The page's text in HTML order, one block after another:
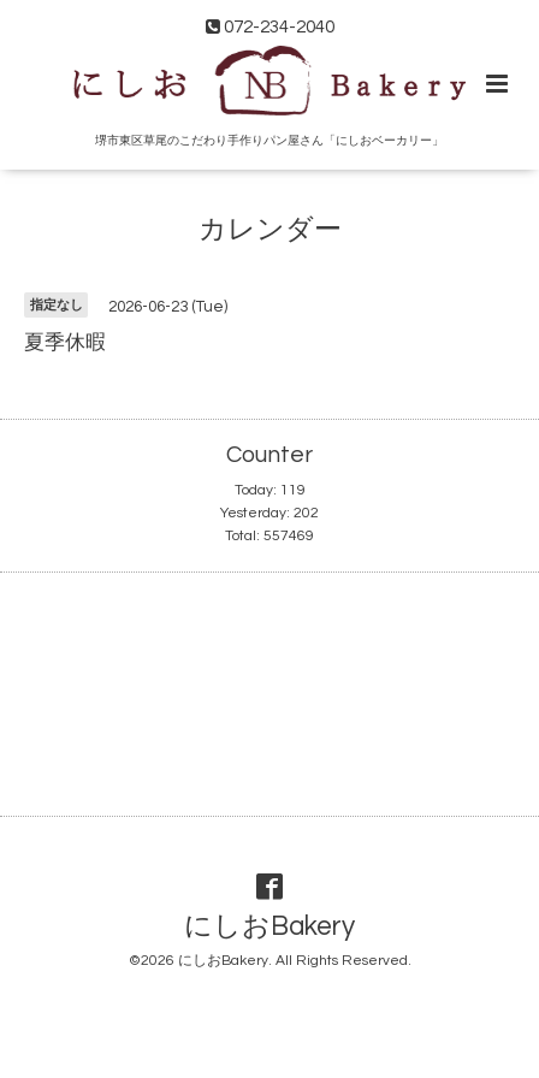
072-234-2040
堺市東区草尾のこだわり手作りパン屋さん「にしおベーカリー」
カレンダー
指定なし 2026-06-23 (Tue)
夏季休暇
Counter
Today: 119
Yesterday: 202
Total: 557469
にしおBakery
©2026 にしおBakery. All Rights Reserved.